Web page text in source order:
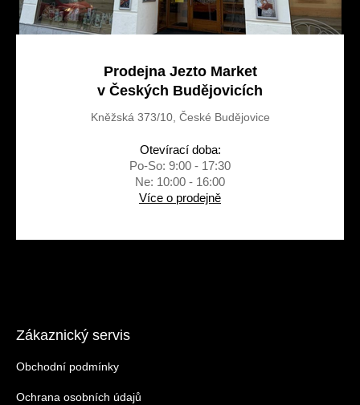
Prodejna Jezto Market
v Českých Budějovicích
Kněžská 373/10, České Budějovice
Otevírací doba:
Po-So: 9:00 - 17:30
Ne: 10:00 - 16:00
Více o prodejně
Zákaznický servis
Obchodní podmínky
Ochrana osobních údajů